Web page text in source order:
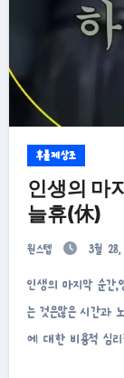
후불제상조
인생의 마
늘휴(休)
원스텝 3월
인생의 마지막 순간,영천후불제상조 하늘휴(休)안녕하십니까장례를 준비하
는 것은많은 시간과
에 대한 비용적 심리